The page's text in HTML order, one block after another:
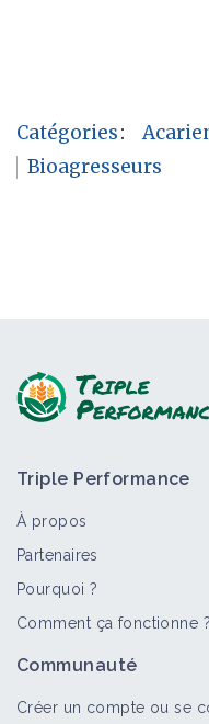
Catégories:
Bioagresseurs
Triple Performance
À propos
Partenaires
Pourquoi ?
Comment ça fonctionne ?
Communauté
Créer un compte ou se